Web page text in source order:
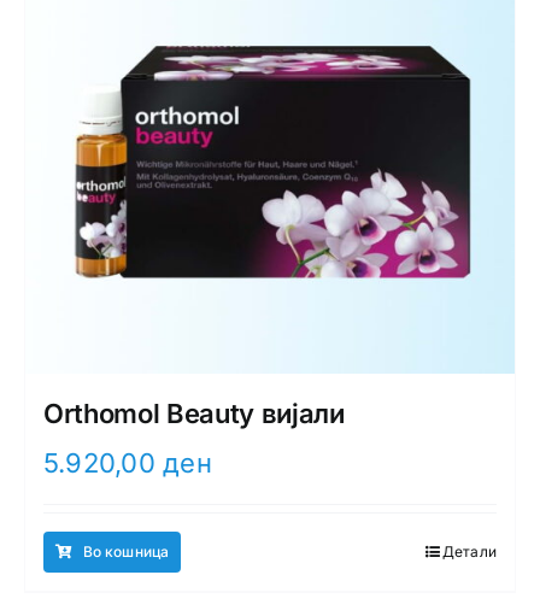
Orthomol Beauty вијали
5.920,00ден
Во кошница Детали